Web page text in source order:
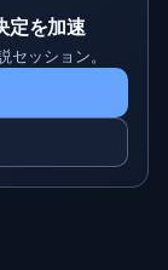
定を加速
ッション。